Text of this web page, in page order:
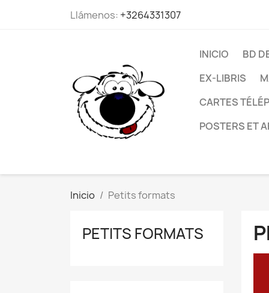
Llámenos: +3264331307
INICIO
BD
EX-LIBRIS
CARTES
POSTERS ET
Inicio Petits formats
PETITS FORMATS